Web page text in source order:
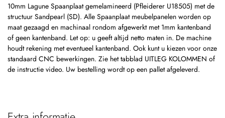
10mm Lagune Spaanplaat gemelamineerd (Pfleiderer U18505) met de
structuur Sandpearl (SD). Alle Spaanplaat meubelpanelen worden op
maat gezaagd en machinaal rondom afgewerkt met 1mm kantenband
of geen kantenband. Let op: u geeft altijd netto maten in. De machine
houdt rekening met eventueel kantenband. Ook kunt u kiezen voor onze
standaard CNC bewerkingen. Zie het tabblad UITLEG KOLOMMEN of
de instructie video. Uw bestelling wordt op een pallet afgeleverd.